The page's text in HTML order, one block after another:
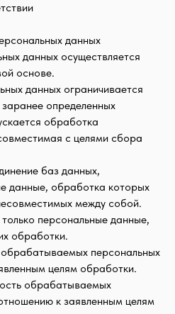
данных
данных осуществляется
основе.
данных ограничивается
определенных
обработка
с целями сбора
баз данных,
данные, обработка которых
между собой.
персональные данные,
обработки.
персональных
целям обработки.
обрабатываемых
к заявленным целям